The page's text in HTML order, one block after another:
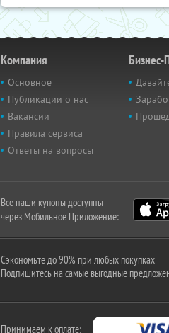
Компания
Основное
Публикации о нас
Вакансии
Правила сервиса
Ответы на вопросы
Бизнес-
Все наши купоны доступны
через Мобильное Приложение:
Сэкономьте до 90% при любых покупках
Подпишитесь на самые выгодные
Принимаем к оплате: